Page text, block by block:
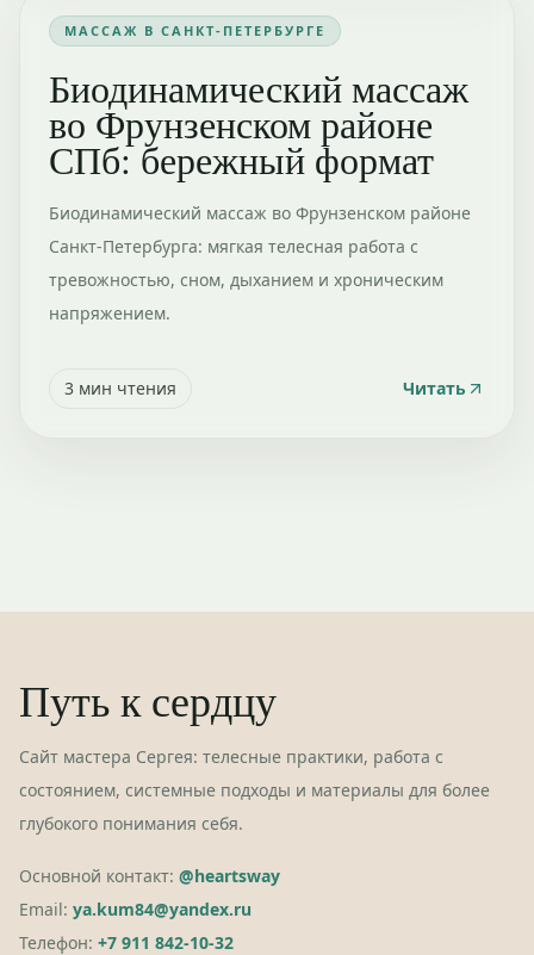
МАССАЖ В САНКТ-ПЕТЕРБУРГЕ
Биодинамический массаж
во Фрунзенском районе
СПб: бережный формат
Биодинамический массаж во Фрунзенском районе
Санкт-Петербурга: мягкая телесная работа с
тревожностью, сном, дыханием и хроническим
напряжением.
3 мин чтения Читать
Путь к сердцу
Сайт мастера Сергея: телесные практики, работа с
состоянием, системные подходы и материалы для более
глубокого понимания себя.
Основной контакт: @heartsway
Email: ya.kum84@yandex.ru
Телефон: +7 911 842-10-32